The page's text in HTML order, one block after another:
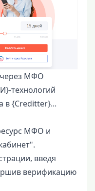
через МФО
технологий
в {Creditter}...
МФО и
введя
верификацию